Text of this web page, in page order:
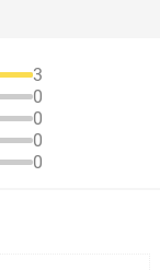
3
0
0
0
0